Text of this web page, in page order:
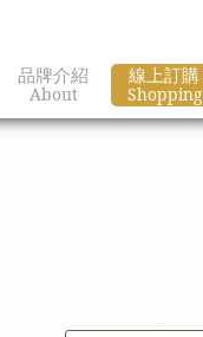
品牌介紹
About
線上訂購
Shopping